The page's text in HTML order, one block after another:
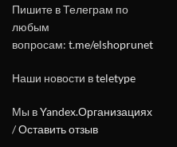
Пишите в Телеграм по
любым
вопросам: t.me/elshoprunet
Наши новости вteletype
Мы вYandex.Организациях
/Оставить отзыв